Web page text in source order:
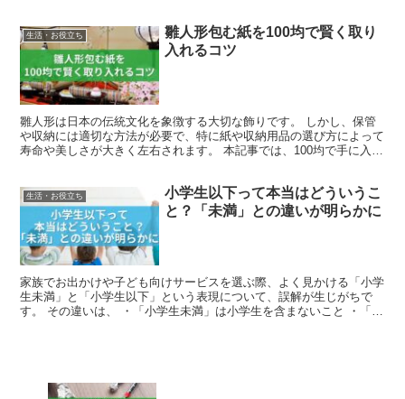
生活・お役立ち
雛人形包む紙を100均で賢く取り
入れるコツ
雛人形は日本の伝統文化を象徴する大切な飾りです。 しかし、保管
や収納には適切な方法が必要で、特に紙や収納用品の選び方によって
寿命や美しさが大きく左右されます。 本記事では、100均で手に入る
生活・お役立ち
小学生以下って本当はどういうこ
と？「未満」との違いが明らかに
家族でお出かけや子ども向けサービスを選ぶ際、よく見かける「小学
生未満」と「小学生以下」という表現について、誤解が生じがちで
す。 その違いは、 ・「小学生未満」は小学生を含まないこと ・「小